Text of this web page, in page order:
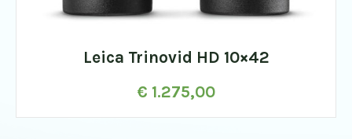
Leica Trinovid HD 10×42
€ 1.275,00